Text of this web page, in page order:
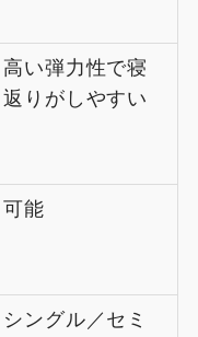
高い弾力性で寝
返りがしやすい
可能
シングル／セミ